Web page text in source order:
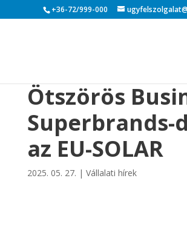
+36-72/999-000
Ötszörös
Superbrands-
az EU-SOLAR
2025. 05. 27. | Vállalati hírek